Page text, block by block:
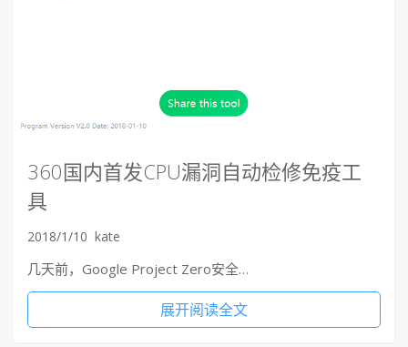
360国内首发CPU漏洞自动检修免疫工
具
2018/1/10 kate
几天前，Google Project Zero安全…
展开阅读全文